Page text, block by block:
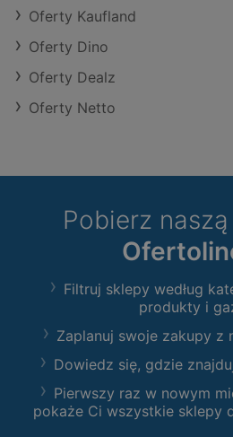
Oferty Kaufland
Oferty Dino
Oferty Dealz
Oferty Netto
Pobierz
Filtruj sklepy według
produkty i
Zaplanuj swoje zakupy z
Dowiedz się, gdzie
Pierwszy raz w nowym
pokaże Ci wszystkie sklepy